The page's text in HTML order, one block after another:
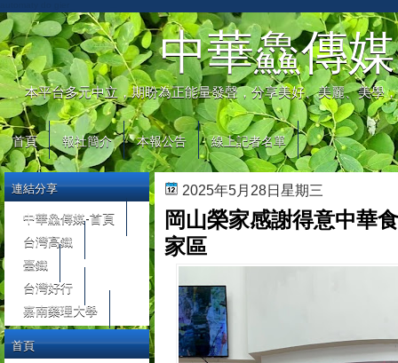
中華鱻傳媒
本平台多元中立，期盼為正能量發聲，分享美好、美麗、美學
首頁 報社簡介 本報公告 線上記者名單
2025年5月28日星期三
岡山榮家感謝得意中華
家區
連結分享
中華鱻傳媒-首頁
台灣高鐵
臺鐵
台灣好行
嘉南藥理大學
首頁